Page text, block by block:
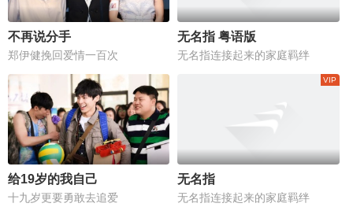
不再说分手
郑伊健挽回爱情一百次
无名指 粤语版
无名指连接起来的家庭羁绊
给19岁的我自己
十九岁更要勇敢去追爱
无名指
无名指连接起来的家庭羁绊